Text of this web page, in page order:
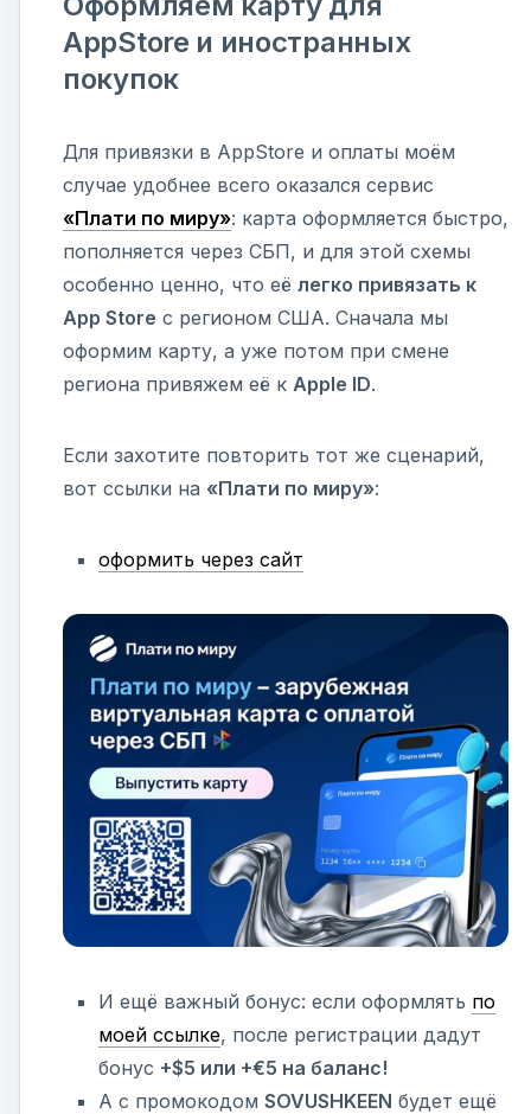
AppStore и иностранных
покупок
Для привязки в AppStore и оплаты моём
случае удобнее всего оказался сервис
«Плати по миру»: карта оформляется быстро,
пополняется через СБП, и для этой схемы
особенно ценно, что её легко привязать к
App Store с регионом США. Сначала мы
оформим карту, а уже потом при смене
региона привяжем её к Apple ID.
Если захотите повторить тот же сценарий,
вот ссылки на «Плати по миру»:
оформить через сайт
И ещё важный бонус: если оформлять по
моей ссылке, после регистрации дадут
бонус +$5 или +€5 на баланс!
А с промокодом SOVUSHKEEN будет ещё